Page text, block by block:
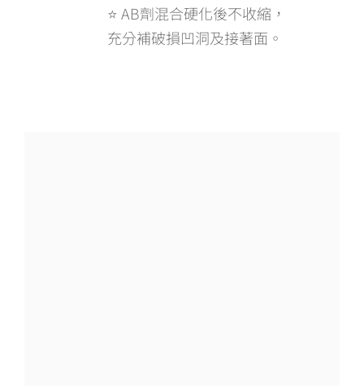
⭐ AB劑混合硬化後不收縮，
充分補破損凹洞及接著面。